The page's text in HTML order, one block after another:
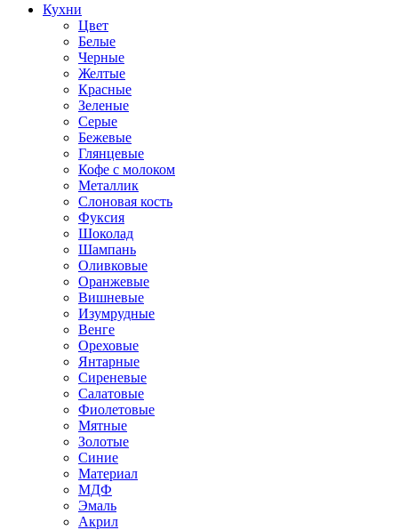
Кухни
Цвет
Белые
Черные
Желтые
Красные
Зеленые
Серые
Бежевые
Глянцевые
Кофе с молоком
Металлик
Слоновая кость
Фуксия
Шоколад
Шампань
Оливковые
Оранжевые
Вишневые
Изумрудные
Венге
Ореховые
Янтарные
Сиреневые
Салатовые
Фиолетовые
Мятные
Золотые
Синие
Материал
МДФ
Эмаль
Акрил